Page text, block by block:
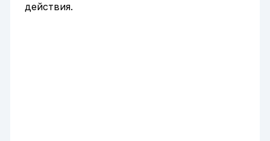
действия.